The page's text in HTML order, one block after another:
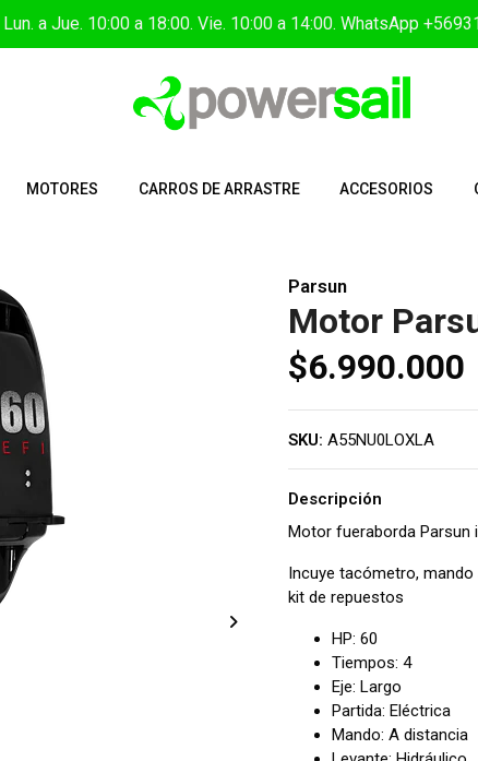
Lun. a Jue. 10:00 a 18:00. Vie. 10:00 a 14:00. WhatsApp
MOTORES CARROS DE ARRASTRE ACCESORIOS
Parsun
Motor
$6.990.000
SKU: A55NU0LOXLA
Descripción
Motor fueraborda Parsun
Incuye tacómetro,
kit de repuestos
HP: 60
Tiempos: 4
Eje: Largo
Partida: Eléctrica
Mando: A distancia